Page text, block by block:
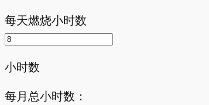
每天燃烧小时数
小时数
每月总小时数：